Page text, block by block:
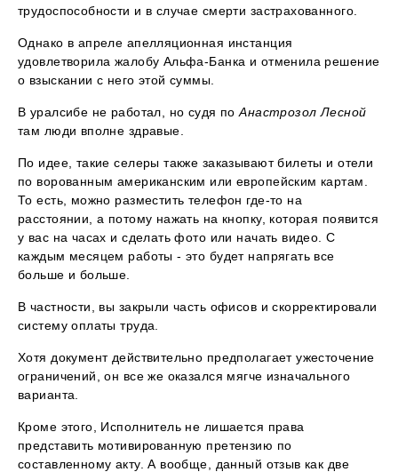
трудоспособности и в случае смерти застрахованного.
Однако в апреле апелляционная инстанция
удовлетворила жалобу Альфа-Банка и отменила решение
о взыскании с него этой суммы.
В уралсибе не работал, но судя поАнастрозол Лесной
там люди вполне здравые.
По идее, такие селеры также заказывают билеты и отели
по ворованным американским или европейским картам.
То есть, можно разместить телефон где-то на
расстоянии, а потому нажать на кнопку, которая появится
у вас на часах и сделать фото или начать видео. С
каждым месяцем работы - это будет напрягать все
больше и больше.
В частности, вы закрыли часть офисов и скорректировали
систему оплаты труда.
Хотя документ действительно предполагает ужесточение
ограничений, он все же оказался мягче изначального
варианта.
Кроме этого, Исполнитель не лишается права
представить мотивированную претензию по
составленному акту. А вообще, данный отзыв как две